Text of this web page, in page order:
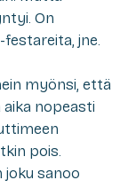
On
jne.
myönsi, että
nopeasti
pois.
sanoo